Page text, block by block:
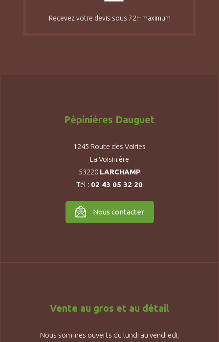
Recevez votre devis sous 72H maximum
Pépinières Dauguet
1245 Route des Vairies
La Voisinière
53220 LARCHAMP
Tél : 02 43 05 32 20
Nous contacter
Vente au gros et au détail
Nous sommes ouverts du lundi au vendredi,